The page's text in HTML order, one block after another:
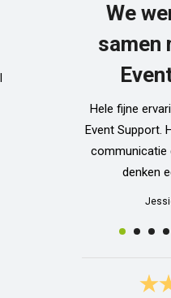
We
samen
Hele fijne
Event Support.
communicatie
denken